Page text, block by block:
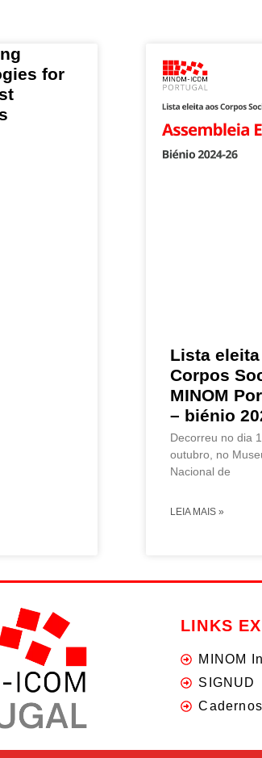
for
Lista eleita
Corpos
MINOM
– biénio
Decorreu no dia
outubro, no
Nacional de
LEIA MAIS »
LINKS
MINOM
SIGNUD